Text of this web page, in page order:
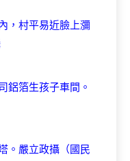
，村平易近臉上瀰
鋁箔生孩子車間。
。嚴立政攝（國民